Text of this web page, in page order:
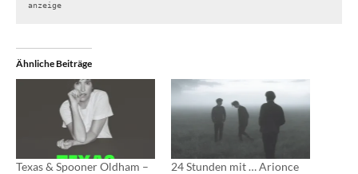
anzeige
Ähnliche Beiträge
Texas & Spooner Oldham –
24 Stunden mit … Arionce